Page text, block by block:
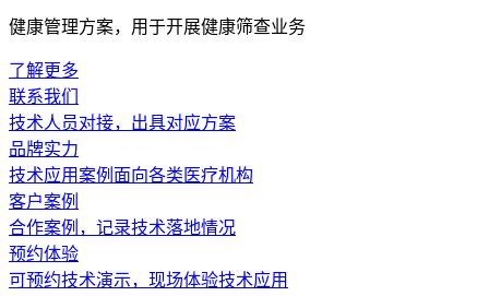
健康管理方案，用于开展健康筛查业务
了解更多
联系我们
技术人员对接，出具对应方案
品牌实力
技术应用案例面向各类医疗机构
客户案例
合作案例，记录技术落地情况
预约体验
可预约技术演示，现场体验技术应用